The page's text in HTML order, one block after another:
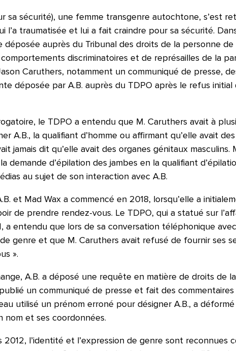
sa sécurité), une femme transgenre autochtone, s’est
l’a traumatisée et lui a fait craindre pour sa sécurité.
auprès du Tribunal des droits de la personne de
discriminatoires et de représailles de la
Caruthers, notamment un communiqué de presse,
déposée par A.B. auprès du TDPO après le refus initial
le TDPO a entendu que M. Caruthers avait à
A.B., la qualifiant d’homme ou affirmant qu’elle avait
jamais dit qu’elle avait des organes génitaux
demande d’épilation des jambes en la qualifiant
au sujet de son interaction avec A.B.
et Mad Wax a commencé en 2018, lorsqu’elle a
de prendre rendez-vous. Le TDPO, qui a statué sur
a entendu que lors de sa conversation téléphonique
genre et que M. Caruthers avait refusé de fournir ses
».
A.B. a déposé une requête en matière de droits de
un communiqué de presse et fait des commentaires
utilisé un prénom erroné pour désigner A.B., a
nom et ses coordonnées.
2012, l’identité et l’expression de genre sont reconnues